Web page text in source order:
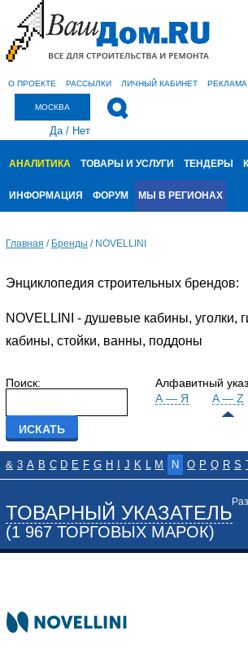
О ПРОЕКТЕ РАССЫЛКИ ЛИЧНЫЙ КАБИНЕТ
МОСКВА
Да/ Нет
АНАЛИТИКА ТОВАРЫ И УСЛУГИ ТЕНДЕРЫ
ИНФОРМАЦИЯ ФОРУМ МЫ В РЕГИОНАХ
Главная / Бренды /NOVELLINI
Энциклопедия строительных брендов:
NOVELLINI - душевые кабины, уголки,
кабины, стойки, ванны, поддоны
Алфавитный
А — Я
A — Z
Поиск:
& 3 A B C D E F G H J K L M N O P Q R S
ТОВАРНЫЙ УКАЗАТЕЛЬ
(1 967 ТОРГОВЫХ МАРОК)